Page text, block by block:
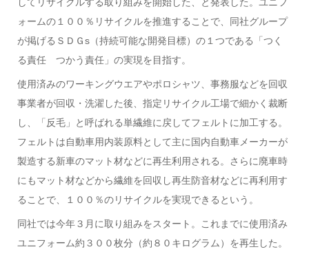
してリサイクルする取り組みを開始した、と発表した。ユニフ
ォームの１００％リサイクルを推進することで、同社グループ
が掲げるＳＤＧs（持続可能な開発目標）の１つである「つく
る責任 つかう責任」の実現を目指す。
使用済みのワーキングウエアやポロシャツ、事務服などを回収
事業者が回収・洗濯した後、指定リサイクル工場で細かく裁断
し、「反毛」と呼ばれる単繊維に戻してフェルトに加工する。
フェルトは自動車用内装原料として主に国内自動車メーカーが
製造する新車のマット材などに再生利用される。さらに廃車時
にもマット材などから繊維を回収し再生防音材などに再利用す
ることで、１００％のリサイクルを実現できるという。
同社では今年３月に取り組みをスタート。これまでに使用済み
ユニフォーム約３００枚分（約８０キログラム）を再生した。